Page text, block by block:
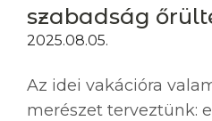
szabadság
2025.08.05.
Az idei vakációra
merészet terveztünk: